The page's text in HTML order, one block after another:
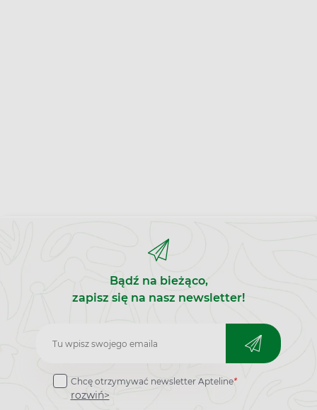
Bądź na bieżąco,
zapisz się na nasz newsletter!
Zapisz
do
newslettera
Chcę otrzymywać newsletter Apteline*
rozwiń>